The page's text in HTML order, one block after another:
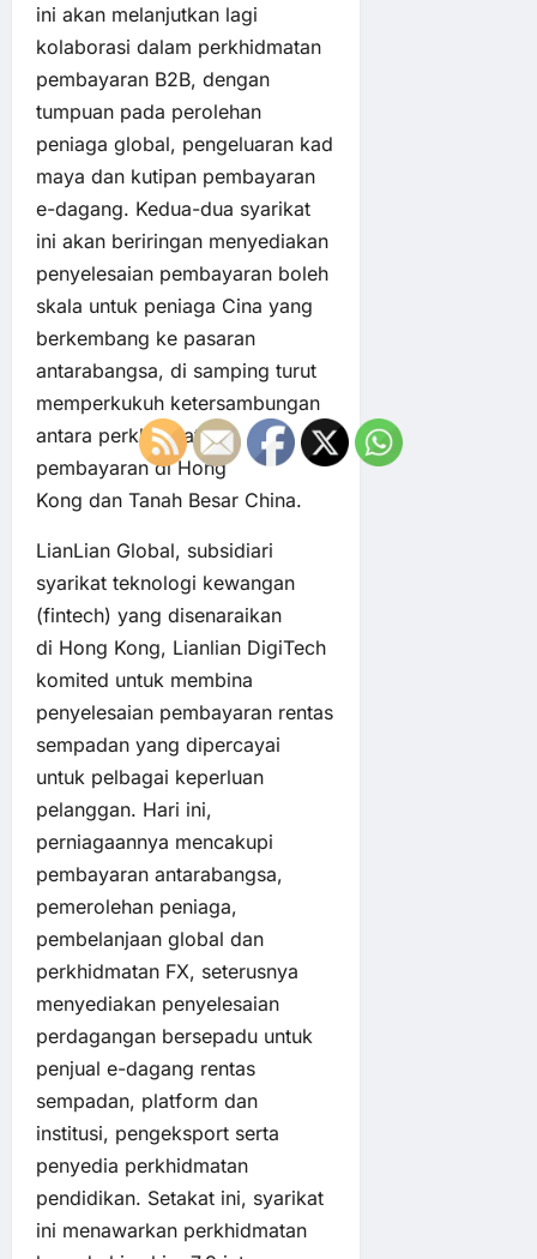
ini akan melanjutkan lagi
kolaborasi dalam perkhidmatan
pembayaran B2B, dengan
tumpuan pada perolehan
peniaga global, pengeluaran kad
maya dan kutipan pembayaran
e-dagang. Kedua-dua syarikat
ini akan beriringan menyediakan
penyelesaian pembayaran boleh
skala untuk peniaga Cina yang
berkembang ke pasaran
antarabangsa, di samping turut
memperkukuh ketersambungan
antara perkhidmatan
pembayaran di Hong
Kong dan Tanah Besar China.
LianLian Global, subsidiari
syarikat teknologi kewangan
(fintech) yang disenaraikan
di Hong Kong, Lianlian DigiTech
komited untuk membina
penyelesaian pembayaran rentas
sempadan yang dipercayai
untuk pelbagai keperluan
pelanggan. Hari ini,
perniagaannya mencakupi
pembayaran antarabangsa,
pemerolehan peniaga,
pembelanjaan global dan
perkhidmatan FX, seterusnya
menyediakan penyelesaian
perdagangan bersepadu untuk
penjual e-dagang rentas
sempadan, platform dan
institusi, pengeksport serta
penyedia perkhidmatan
pendidikan. Setakat ini, syarikat
ini menawarkan perkhidmatan